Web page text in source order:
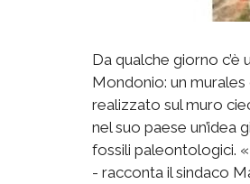
Da qualche giorno c’è
Mondonio: un murales
realizzato sul muro
nel suo paese un’idea
fossili paleontologici.
- racconta il sindaco